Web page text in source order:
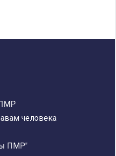
человека
ПМР"